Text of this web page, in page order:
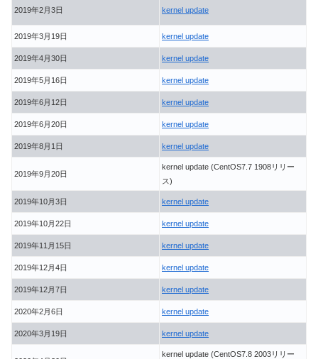
2019年2月3日 kernel update
2019年3月19日 kernel update
2019年4月30日 kernel update
2019年5月16日 kernel update
2019年6月12日 kernel update
2019年6月20日 kernel update
2019年8月1日 kernel update
2019年9月20日
kernel update (CentOS7.7 1908リリー
ス)
2019年10月3日 kernel update
2019年10月22日 kernel update
2019年11月15日 kernel update
2019年12月4日 kernel update
2019年12月7日 kernel update
2020年2月6日 kernel update
2020年3月19日 kernel update
kernel update (CentOS7.8 2003リリー